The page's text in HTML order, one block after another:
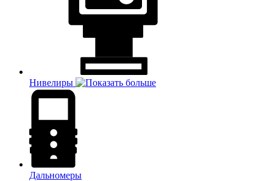
Нивелиры
Дальномеры